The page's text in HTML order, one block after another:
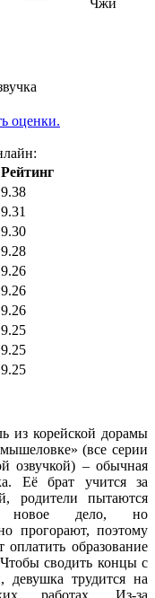
Чжи
оценки.
Рейтинг
9.38
9.31
9.30
9.28
9.26
9.26
9.26
9.25
9.25
9.25
из корейской дорамы
(все серии
озвучкой) – обычная
Её брат учится за
родители пытаются
новое дело, но
прогорают, поэтому
оплатить образование
сводить концы с
девушка трудится на
работах. Из-за